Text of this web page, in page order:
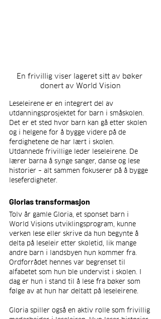
En frivillig viser lageret sitt av bøker
donert av World Vision
Leseleirene er en integrert del av
utdanningsprosjektet for barn i småskolen.
Det er et sted hvor barn kan gå etter skolen
og i helgene for å bygge videre på de
ferdighetene de har lært i skolen.
Utdannede frivillige leder leseleirene. De
lærer barna å synge sanger, danse og lese
historier – alt sammen fokuserer på å bygge
leseferdigheter.
Glorias transformasjon
Tolv år gamle Gloria, et sponset barn i
World Visions utviklingsprogram, kunne
verken lese eller skrive da hun begynte å
delta på leseleir etter skoletid, lik mange
andre barn i landsbyen hun kommer fra.
Ordforrådet hennes var begrenset til
alfabetet som hun ble undervist i skolen. I
dag er hun i stand til å lese fra bøker som
følge av at hun har deltatt på leseleirene.
Gloria spiller også en aktiv rolle som frivillig